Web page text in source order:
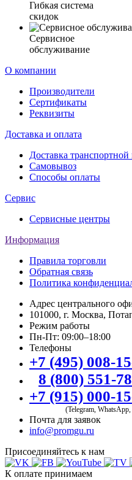
Гибкая система
скидок
Сервисное
обслуживание
О компании
Производители
Сертификаты
Реквизиты
Доставка и оплата
Доставка
Самовывоз
Способы оплаты
Сервис
Сервисные центры
Информация
Правила торговли
Обратная связь
Политика
Адрес центрального
101000, г. Москва,
Режим работы
Пн-Пт: 09:00–18:00
Телефоны
+7 (495) 008-
8 (800) 551-
+7 (915) 000-
(Telegram,
Почта для заявок
info@promgu.ru
Присоединяйтесь к нам
К оплате принимаем